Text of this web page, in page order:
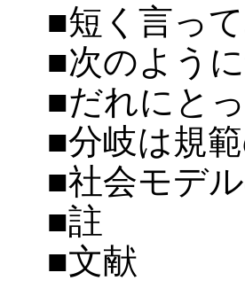
■短く言っ
■次のよう
■だれにと
■分岐は規
■社会モデ
■註
■文献